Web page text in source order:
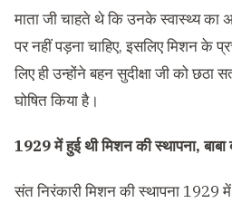
माता जी चाहते थे कि उनके स्वास्थ्य का
पर नहीं पड़ना चाहिए, इसलिए मिशन के
लिए ही उन्होंने बहन सुदीक्षा जी को
घोषित किया है।
1929 में हुई थी मिशन की स्थापना,
संत निरंकारी मिशन की स्थापना 1929